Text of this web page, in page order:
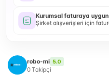
Kurumsal faturaya uygun
Şirket alışverişleri için
robo-mi 5.0
0 Takipçi